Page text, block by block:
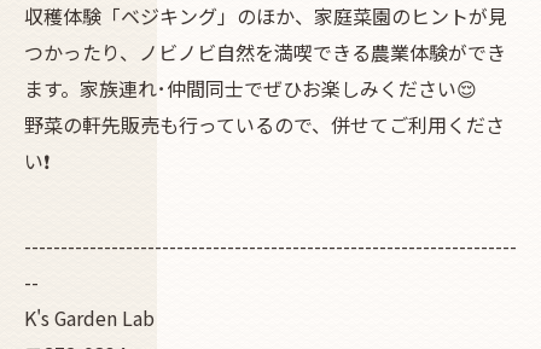
収穫体験「ベジキング」のほか、家庭菜園のヒントが見
つかったり、ノビノビ自然を満喫できる農業体験ができ
ます。家族連れ･仲間同士でぜひお楽しみください😌
野菜の軒先販売も行っているので、併せてご利用くださ
い❗
--------------------------------------------------------------------
--
K's Garden Lab